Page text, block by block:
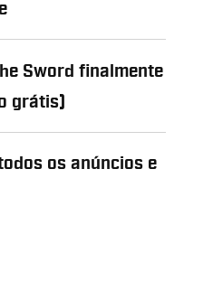
Sword finalmente
grátis)
os anúncios e